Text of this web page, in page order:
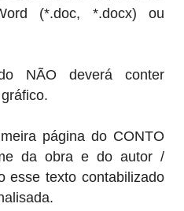
(*.doc, *.docx) ou
NÃO deverá conter
página do CONTO
da obra e do autor /
esse texto contabilizado